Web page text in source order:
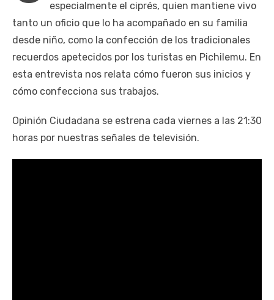
especialmente el ciprés, quien mantiene vivo
tanto un oficio que lo ha acompañado en su familia
desde niño, como la confección de los tradicionales
recuerdos apetecidos por los turistas en Pichilemu. En
esta entrevista nos relata cómo fueron sus inicios y
cómo confecciona sus trabajos.
Opinión Ciudadana se estrena cada viernes a las 21:30
horas por nuestras señales de televisión.